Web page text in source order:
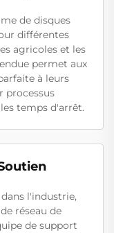
de disques
différentes
agricoles et les
permet aux
à leurs
processus
temps d'arrêt.
l'industrie,
réseau de
de support